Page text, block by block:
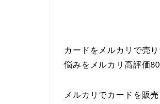
カードをメルカリで売
悩みをメルカリ高評価
メルカリでカードを販